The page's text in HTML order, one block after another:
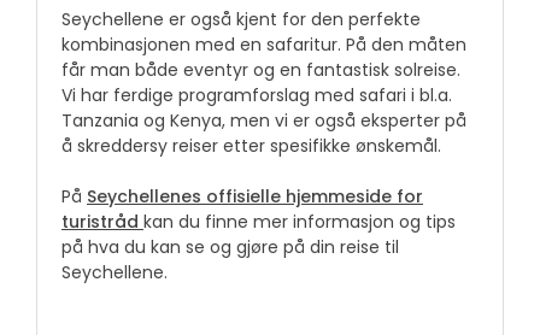
Seychellene er også kjent for den perfekte
kombinasjonen med en safaritur. På den måten
får man både eventyr og en fantastisk solreise.
Vi har ferdige programforslag med safari i bl.a.
Tanzania og Kenya, men vi er også eksperter på
å skreddersy reiser etter spesifikke ønskemål.
På Seychellenes offisielle hjemmeside for
turistråd kan du finne mer informasjon og tips
på hva du kan se og gjøre på din reise til
Seychellene.